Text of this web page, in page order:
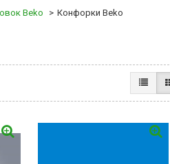
Beko Конфорки Beko